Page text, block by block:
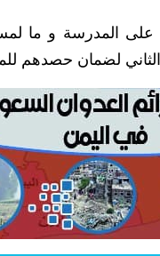
على المدرسة و ما
لضمان حصدهم